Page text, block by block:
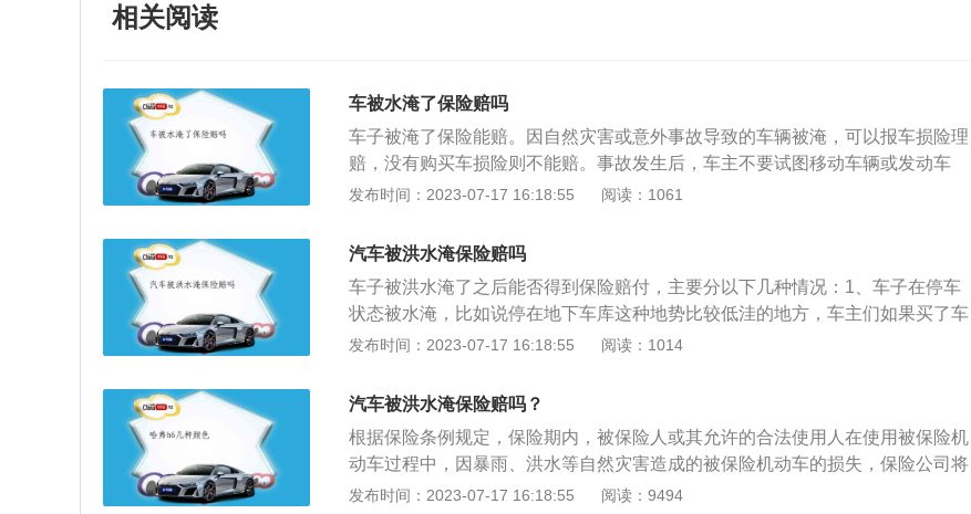
相关阅读
车被水淹了保险赔吗
车子被淹了保险能赔。因自然灾害或意外事故导致的车辆被淹，可以报车损险理
赔，没有购买车损险则不能赔。事故发生后，车主不要试图移动车辆或发动车
辆，在第一时间拨打保险公司的电话报案即可。保险公司接到报案后会派工作人
家认可的二类以上修理厂进行维修。保险公司接到报案后会派工作人员赶赴现场
进行勘查，核实车辆损失情况，随后进行施救，将受灾车辆转移到国家认可的二
类以上修理厂进行维修。待修理厂、被保险人、保险公司三方共同确定出具体损
失费用后，保险公司再行赔付。不过，需要注意的是，在没有购买涉水险的情况
下，发动机进水后导致的发动机损坏，保险公司不负责赔偿。车损险的理赔范
者是空中坠物。购买保险的车辆在轮渡上遭受的自然灾害。车辆受到雷击，龙卷
风，洪水，地陷。雪崩，泥石流，暴风，暴雨，海啸等。
发布时间：2023-07-17 16:18:55 阅读：1061
汽车被洪水淹保险赔吗
车子被洪水淹了之后能否得到保险赔付，主要分以下几种情况：1、车子在停车
状态被水淹，比如说停在地下车库这种地势比较低洼的地方，车主们如果买了车
损险，那基本上可以得到赔付。保险会负责修车的费用，假如水淹情况严重，车
状态下进行趟水，车主自己将车开到水里面去，如果车子投保了涉水险，这种情
况可以得到赔付。当然如果涉水险里面没有买不计免赔，会有百分之20的免赔
率，买了会有全额赔付。3、没有投保涉水险，那么除了发动机之外的部分，保
险公司都会给与相应的补偿。
发布时间：2023-07-17 16:18:55 阅读：1014
汽车被洪水淹保险赔吗？
根据保险条例规定，保险期内，被保险人或其允许的合法使用人在使用被保险机
动车过程中，因暴雨、洪水等自然灾害造成的被保险机动车的损失，保险公司将
按约定负责赔偿。被洪水淹没的赔偿条件：因暴雨、洪水等自然灾害造成的被保
发布时间：2023-07-17 16:18:55 阅读：9494